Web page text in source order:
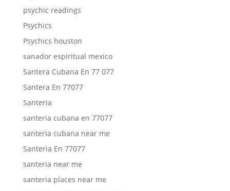
psychic readings
Psychics
Psychics houston
sanador espiritual mexico
Santera Cubana En 77 077
Santera En 77077
Santeria
santeria cubana en 77077
santeria cubana near me
Santeria En 77077
santeria near me
santeria places near me